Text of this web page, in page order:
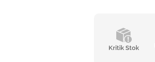
Kritik Stok